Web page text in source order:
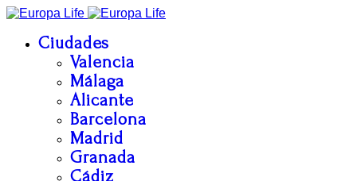
Ciudades
Valencia
Málaga
Alicante
Barcelona
Madrid
Granada
Cádiz